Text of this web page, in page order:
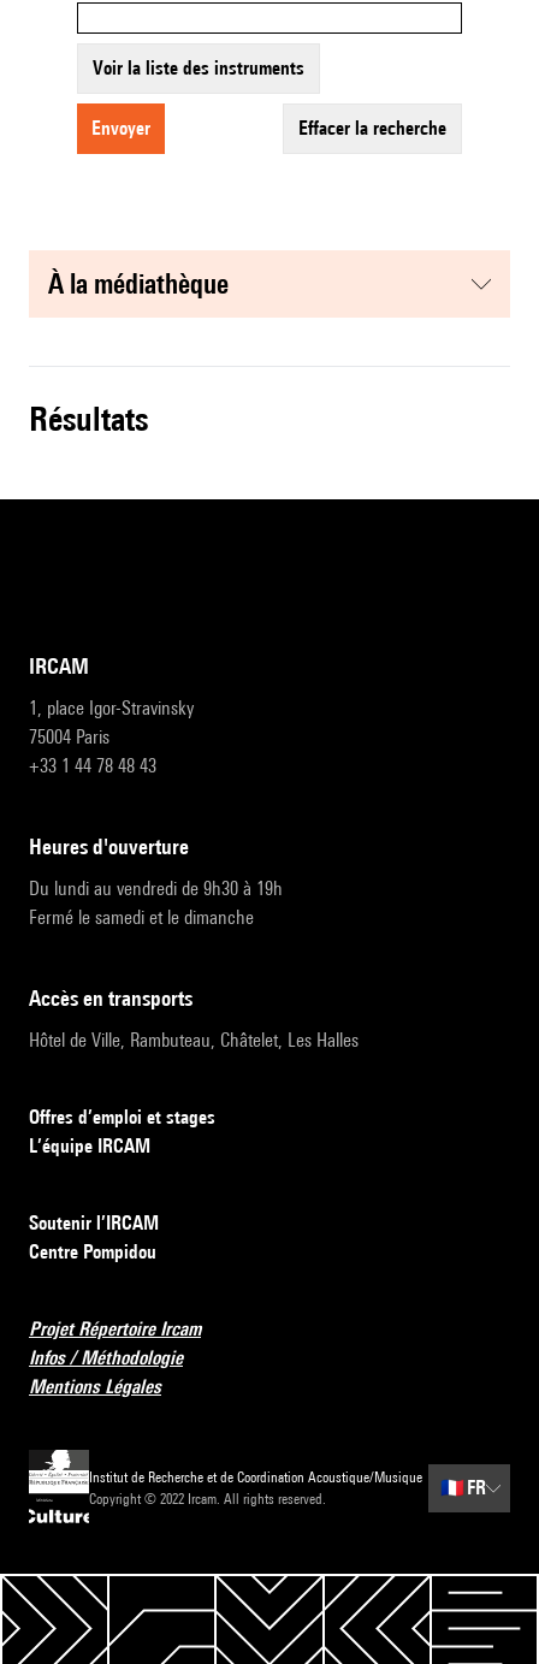
Voir la liste des instruments
envoyer effacer la recherche
à la médiathèque
résultats
IRCAM
1, place Igor-Stravinsky
75004 Paris
+33 1 44 78 48 43
heures d'ouverture
Du lundi au vendredi de 9h30 à 19h
Fermé le samedi et le dimanche
accès en transports
Hôtel de Ville, Rambuteau, Châtelet, Les Halles
Offres d’emploi et stages
L’équipe IRCAM
Soutenir l’IRCAM
Centre Pompidou
Projet Répertoire Ircam
Infos / Méthodologie
Mentions Légales
Institut de Recherche et de Coordination Acoustique/Musique
Copyright © 2022 Ircam. All rights reserved.
🇫🇷 FR